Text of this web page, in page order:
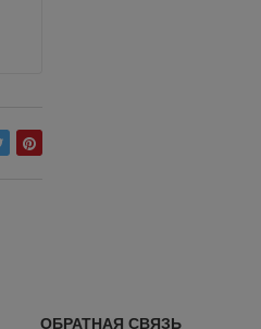
ОБРАТНАЯ СВЯЗЬ